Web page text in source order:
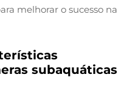
melhorar o sucesso na
subaquáticas